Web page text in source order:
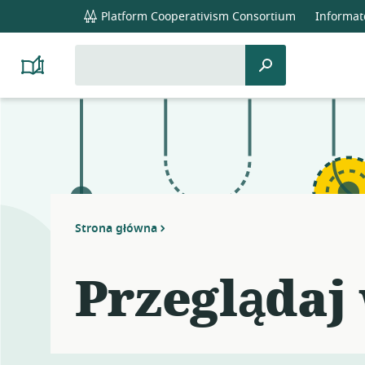
navigation
Platform Cooperativism Consortium
Platform
Cooperativism
Resource
Szukaj
Strona główna
Przeglądaj